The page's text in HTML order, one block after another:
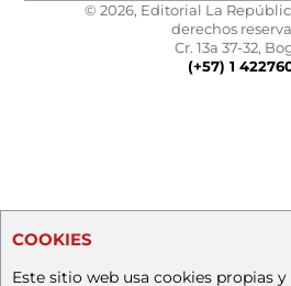
© 2026, Editorial La
derechos
Cr. 13a 37-32,
(+57) 1
COOKIES
Este sitio web usa cookies propias